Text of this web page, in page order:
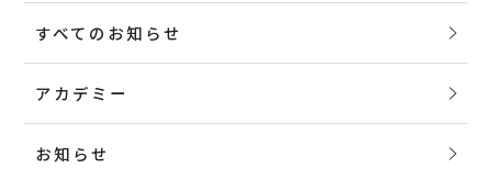
すべてのお知らせ
アカデミー
お知らせ